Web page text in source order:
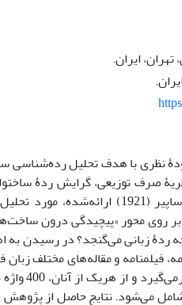
ایران.
نظری با هدف تحلیل رده‌شناسی
صرف توزیعی، گرایش ردۀ
دوبعدی آیکنوالد (2007) که بر اساس معیارهای
بر روی محور «پیچیدگی درون
ردۀ زبانی می‌گنجد؟ در رسیدن
فیلمنامه و مقاله‌های مختلف
پیکرۀ یادشده،
شده، که در مجموع 9600 واژه را شامل می‌شود.